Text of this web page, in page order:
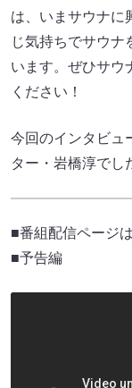
は、いまサウナに
じ気持ちでサウナ
います。ぜひサウ
ください！
今回のインタビュ
ター・岩橋淳でし
■番組配信ページは
■予告編